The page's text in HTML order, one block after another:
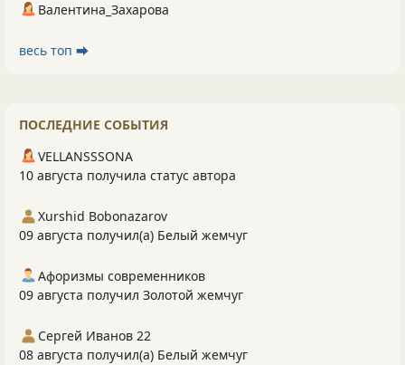
Валентина_Захарова
весь топ ⮕
ПОСЛЕДНИЕ СОБЫТИЯ
VELLANSSSONA
10 августа получила статус автора
Xurshid Bobonazarov
09 августа получил(а) Белый жемчуг
Афоризмы современников
09 августа получил Золотой жемчуг
Сергей Иванов 22
08 августа получил(а) Белый жемчуг